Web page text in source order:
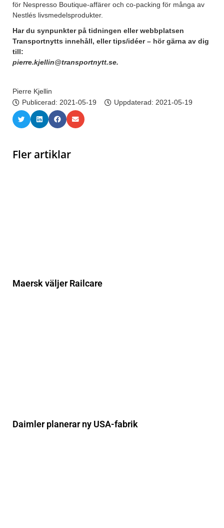
för Nespresso Boutique-affärer och co-packing för många av
Nestlés livsmedelsprodukter.
Har du synpunkter på tidningen eller webbplatsen
Transportnytts innehåll, eller tips/idéer – hör gärna av dig
till:
pierre.kjellin@transportnytt.se.
Pierre Kjellin
Publicerad: 2021-05-19 Uppdaterad: 2021-05-19
Fler artiklar
Maersk väljer Railcare
Daimler planerar ny USA-fabrik